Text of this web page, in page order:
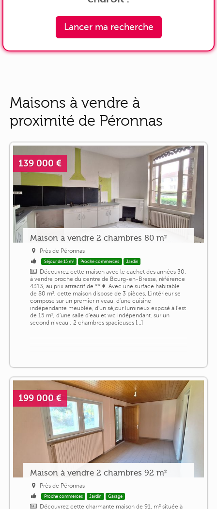
Lancer ma recherche
Maisons à vendre à
proximité de Péronnas
139 000 €
Maison a vendre 2 chambres 80 m²
Près de Péronnas
Séjour de 15 m² Proche commerces Jardin
Découvrez cette maison avec le cachet des années 30,
à vendre proche du centre de Bourg-en-Bresse, référence
4313, au prix attractif de ** €. Avec une surface habitable
de 80 m², cette maison dispose de 3 pièces, L'intérieur se
compose sur un premier niveau, d'une cuisine
indépendante meublée, d'un séjour lumineux exposé à l'est
de 15 m², d'une salle d'eau et wc indépendant. sur un
second niveau : 2 chambres spacieuses [...]
199 000 €
Maison à vendre 2 chambres 92 m²
Près de Péronnas
Proche commerces Jardin Garage
Découvrez cette charmante maison de 91, m² située à